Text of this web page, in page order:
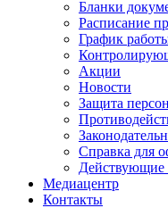
Бланки
Расписание
График
Акции
Новости
Защита
Справка для
Действующие
Медиацентр
Контакты